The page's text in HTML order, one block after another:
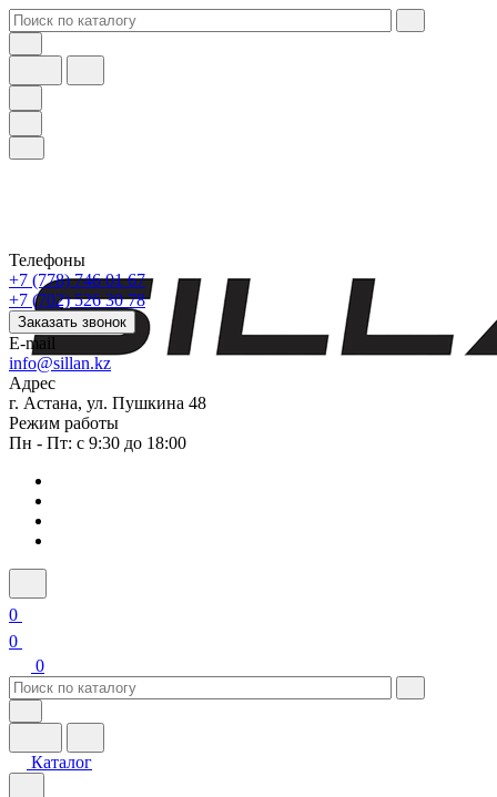
Телефоны
+7 (778) 746 01 67
+7 (702) 526 30 78
Заказать звонок
E-mail
info@sillan.kz
Адрес
г. Астана, ул. Пушкина 48
Режим работы
Пн - Пт: с 9:30 до 18:00
0
0
0
Каталог